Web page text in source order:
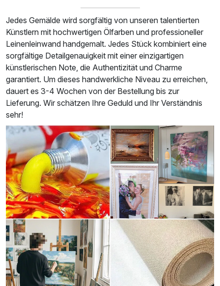
Jedes Gemälde wird sorgfältig von unseren talentierten
Künstlern mit hochwertigen Ölfarben und professioneller
Leinenleinwand handgemalt. Jedes Stück kombiniert eine
sorgfältige Detailgenauigkeit mit einer einzigartigen
künstlerischen Note, die Authentizität und Charme
garantiert. Um dieses handwerkliche Niveau zu erreichen,
dauert es 3-4 Wochen von der Bestellung bis zur
Lieferung. Wir schätzen Ihre Geduld und Ihr Verständnis
sehr!